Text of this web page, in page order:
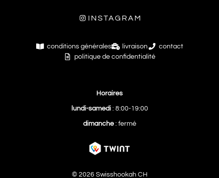
INSTAGRAM
conditions générales livraison
contact
politique de confidentialité
Horaires
lundi-samedi: 8:00-19:00
dimanche: fermé
© 2026 Swisshookah CH